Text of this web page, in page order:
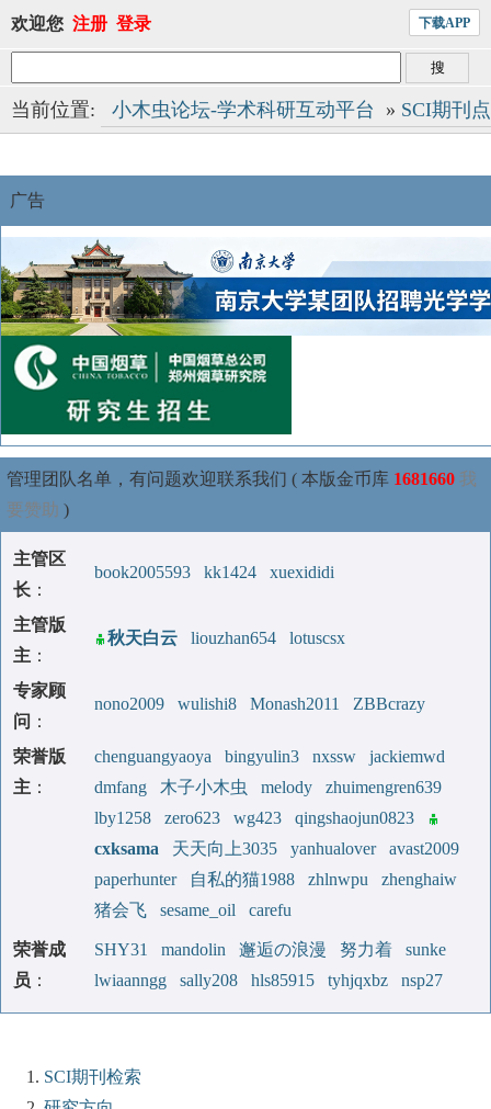
欢迎您 注册 登录 下载APP
当前位置: 小木虫论坛-学术科研互动平台 » SCI期刊
广告
管理团队名单，有问题欢迎联系我们 ( 本版金币库 1681660 我
要赞助 )
主管区
长 ：
book2005593 kk1424 xuexididi
主管版
主 ：
秋天白云 liouzhan654 lotuscsx
专家顾
问 ：
nono2009 wulishi8 Monash2011 ZBBcrazy
荣誉版
主 ：
chenguangyaoya bingyulin3 nxssw
jackiemwd
dmfang
木子小木虫 melody
zhuimengren639
lby1258
zero623 wg423
qingshaojun0823
cxksama
天天向上3035 yanhualover
avast2009
paperhunter
自私的猫1988 zhlnwpu
zhenghaiw
猪会飞
sesame_oil carefu
荣誉成
员 ：
SHY31 mandolin 邂逅の浪漫 努力着
sunke
lwiaanngg
sally208 hls85915 tyhjqxbz nsp27
SCI期刊检索